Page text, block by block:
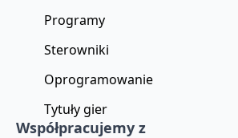
Programy
Sterowniki
Oprogramowanie
Tytuły gier
Współpracujemy z